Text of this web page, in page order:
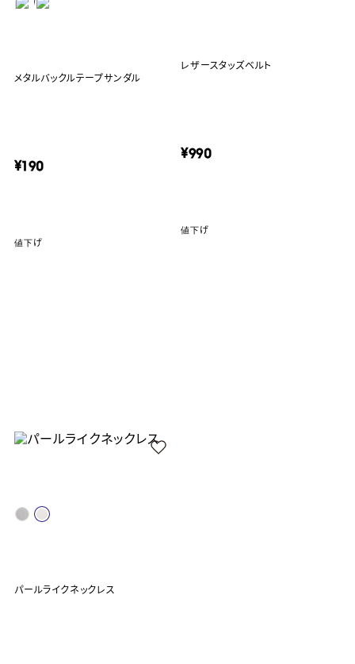
メタルバックルテープサンダル
¥190
値下げ
レザースタッズベルト
¥990
値下げ
パールライクネックレス